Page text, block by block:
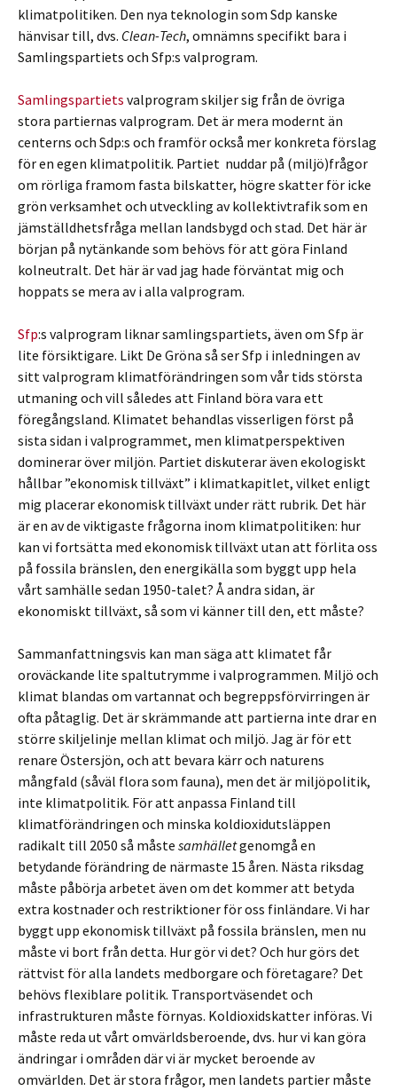
klimatpolitiken. Den nya teknologin som Sdp kanske
hänvisar till, dvs. Clean-Tech, omnämns specifikt bara i
Samlingspartiets och Sfp:s valprogram.
Samlingspartiets valprogram skiljer sig från de övriga
stora partiernas valprogram. Det är mera modernt än
centerns och Sdp:s och framför också mer konkreta förslag
för en egen klimatpolitik. Partiet nuddar på (miljö)frågor
om rörliga framom fasta bilskatter, högre skatter för icke
grön verksamhet och utveckling av kollektivtrafik som en
jämställdhetsfråga mellan landsbygd och stad. Det här är
början på nytänkande som behövs för att göra Finland
kolneutralt. Det här är vad jag hade förväntat mig och
hoppats se mera av i alla valprogram.
Sfp:s valprogram liknar samlingspartiets, även om Sfp är
lite försiktigare. Likt De Gröna så ser Sfp i inledningen av
sitt valprogram klimatförändringen som vår tids största
utmaning och vill således att Finland böra vara ett
föregångsland. Klimatet behandlas visserligen först på
sista sidan i valprogrammet, men klimatperspektiven
dominerar över miljön. Partiet diskuterar även ekologiskt
hållbar ”ekonomisk tillväxt” i klimatkapitlet, vilket enligt
mig placerar ekonomisk tillväxt under rätt rubrik. Det här
är en av de viktigaste frågorna inom klimatpolitiken: hur
kan vi fortsätta med ekonomisk tillväxt utan att förlita oss
på fossila bränslen, den energikälla som byggt upp hela
vårt samhälle sedan 1950-talet? Å andra sidan, är
ekonomiskt tillväxt, så som vi känner till den, ett måste?
Sammanfattningsvis kan man säga att klimatet får
oroväckande lite spaltutrymme i valprogrammen. Miljö och
klimat blandas om vartannat och begreppsförvirringen är
ofta påtaglig. Det är skrämmande att partierna inte drar en
större skiljelinje mellan klimat och miljö. Jag är för ett
renare Östersjön, och att bevara kärr och naturens
mångfald (såväl flora som fauna), men det är miljöpolitik,
inte klimatpolitik. För att anpassa Finland till
klimatförändringen och minska koldioxidutsläppen
radikalt till 2050 så måste samhälletgenomgå en
betydande förändring de närmaste 15 åren. Nästa riksdag
måste påbörja arbetet även om det kommer att betyda
extra kostnader och restriktioner för oss finländare. Vi har
byggt upp ekonomisk tillväxt på fossila bränslen, men nu
måste vi bort från detta. Hur gör vi det? Och hur görs det
rättvist för alla landets medborgare och företagare? Det
behövs flexiblare politik. Transportväsendet och
infrastrukturen måste förnyas. Koldioxidskatter införas. Vi
måste reda ut vårt omvärldsberoende, dvs. hur vi kan göra
ändringar i områden där vi är mycket beroende av
omvärlden. Det är stora frågor, men landets partier måste